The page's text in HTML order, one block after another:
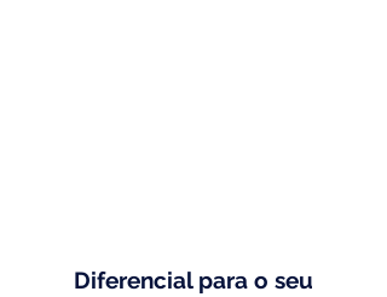
Diferencial para o seu